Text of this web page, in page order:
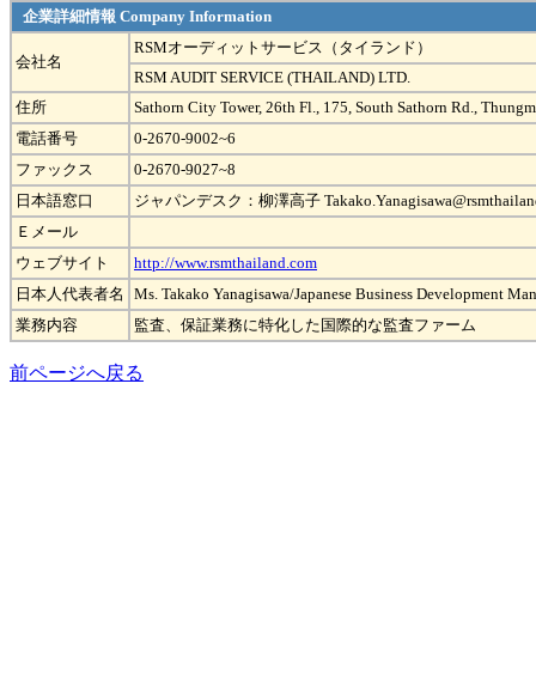
企業詳細情報 Company Information
会社名
RSMオーディットサービス（タイランド）
RSM AUDIT SERVICE (THAILAND) LTD.
住所
Sathorn City Tower, 26th Fl., 175, South Sathorn Rd.,
電話番号
0-2670-9002~6
ファックス
0-2670-9027~8
日本語窓口
ジャパンデスク：柳澤高子
Ｅメール
ウェブサイト
http://www.rsmthailand.com
日本人代表者名
Ms. Takako Yanagisawa/Japanese Business Development
業務内容
監査、保証業務に特化した国際的な監査ファーム
前ページへ戻る